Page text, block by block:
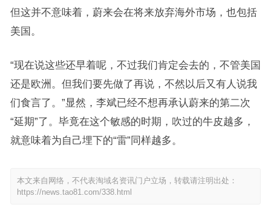
但这并不意味着，蔚来会在将来放弃海外市场，也包括
美国。
“现在说这些还早着呢，不过我们肯定会去的，不管美国
还是欧洲。但我们要先做了再说，不然以后又有人说我
们食言了。”显然，李斌已经不想再承认蔚来的第二次
“延期”了。毕竟在这个敏感的时期，吹过的牛皮越多，
就意味着为自己埋下的“雷”同样越多。
本文来自网络，不代表淘域名资讯门户立场，转载请注明出处：
https://news.tao81.com/338.html